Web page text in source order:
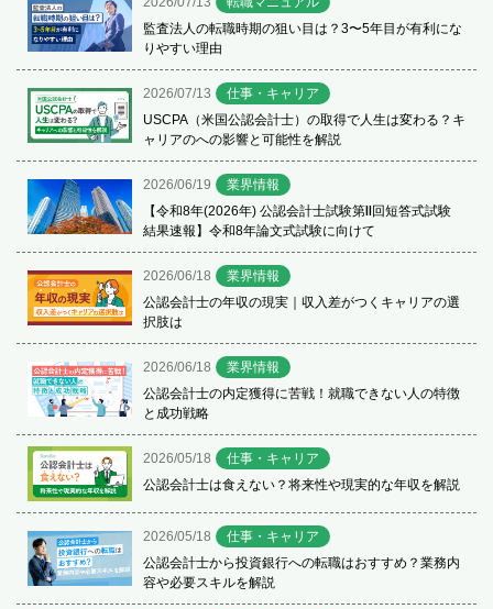
監査法人の転職時期の狙い目は？3〜5年目が有利にな
りやすい理由
2026/07/13
仕事・キャリア
USCPA（米国公認会計士）の取得で人生は変わる？キ
ャリアのへの影響と可能性を解説
2026/06/19
業界情報
【令和8年(2026年) 公認会計士試験第Ⅱ回短答式試験
結果速報】令和8年論文式試験に向けて
2026/06/18
業界情報
公認会計士の年収の現実｜収入差がつくキャリアの選
択肢は
2026/06/18
業界情報
公認会計士の内定獲得に苦戦！就職できない人の特徴
と成功戦略
2026/05/18
仕事・キャリア
公認会計士は食えない？将来性や現実的な年収を解説
2026/05/18
仕事・キャリア
公認会計士から投資銀行への転職はおすすめ？業務内
容や必要スキルを解説